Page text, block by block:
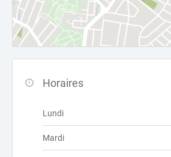
Horaires
Lundi
Mardi